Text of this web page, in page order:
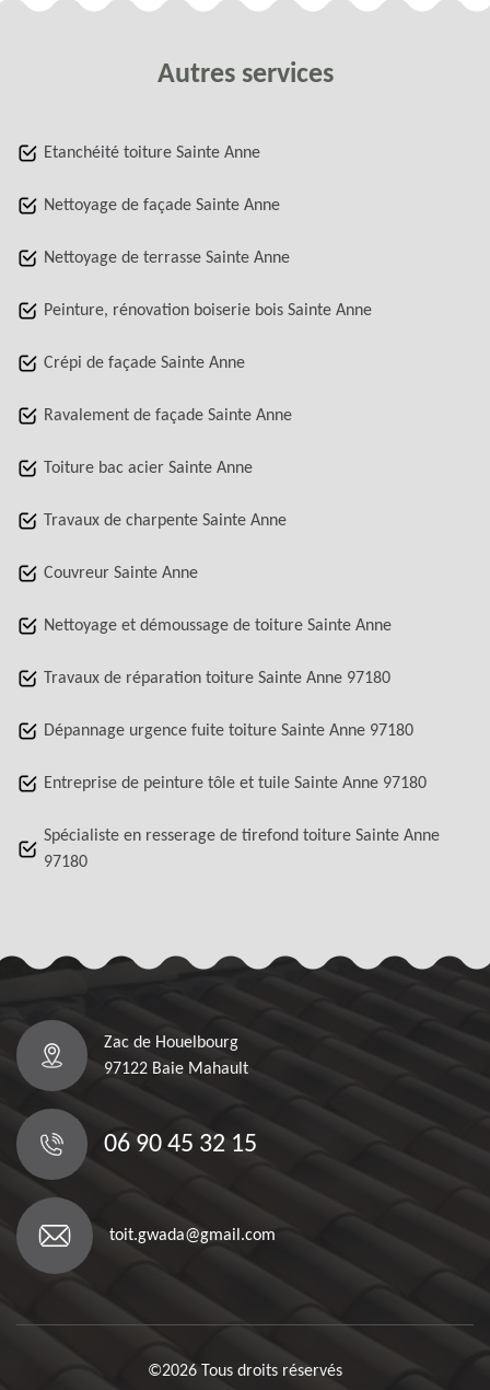
Autres services
Etanchéité toiture Sainte Anne
Nettoyage de façade Sainte Anne
Nettoyage de terrasse Sainte Anne
Peinture, rénovation boiserie bois Sainte Anne
Crépi de façade Sainte Anne
Ravalement de façade Sainte Anne
Toiture bac acier Sainte Anne
Travaux de charpente Sainte Anne
Couvreur Sainte Anne
Nettoyage et démoussage de toiture Sainte Anne
Travaux de réparation toiture Sainte Anne 97180
Dépannage urgence fuite toiture Sainte Anne 97180
Entreprise de peinture tôle et tuile Sainte Anne 97180
Spécialiste en resserage de tirefond toiture Sainte Anne
97180
Zac de Houelbourg
97122 Baie Mahault
06 90 45 32 15
toit.gwada@gmail.com
©2026 Tous droits réservés